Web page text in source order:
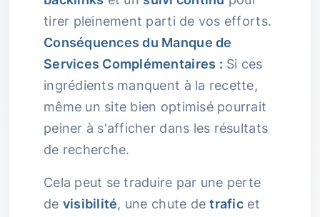
tirer pleinement parti de vos efforts.
Conséquences du Manque de
Services Complémentaires : Si ces
ingrédients manquent à la recette,
même un site bien optimisé pourrait
peiner à s'afficher dans les résultats
de recherche.
Cela peut se traduire par une perte
de visibilité, une chute detrafic et